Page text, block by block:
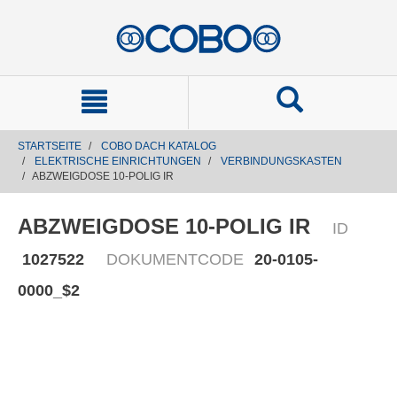
STARTSEITE
COBO DACH KATALOG
ELEKTRISCHE EINRICHTUNGEN
VERBINDUNGSKASTEN
ABZWEIGDOSE 10-POLIG IR
ABZWEIGDOSE 10-POLIG IR
ID
1027522
DOKUMENTCODE 20-0105-
0000_$2